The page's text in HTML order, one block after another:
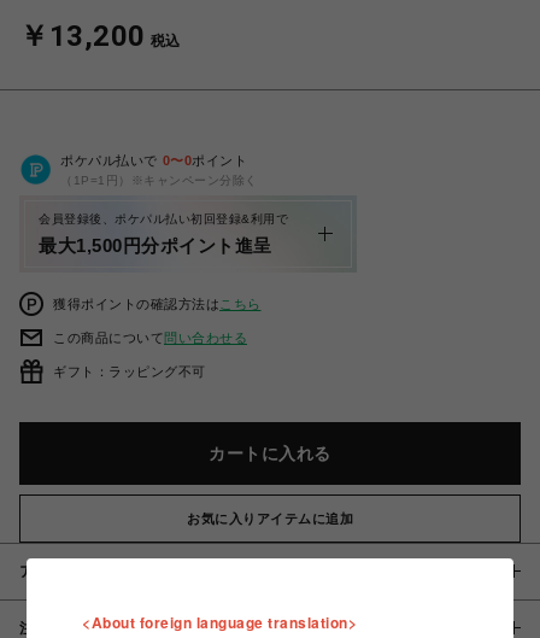
￥13,200 税込
ポケパル払いで 0〜0ポイント
（1P=1円）※キャンペーン分除く
会員登録後、ポケパル払い初回登録&利用で
最大1,500円分ポイント進呈
獲得ポイントの確認方法は こちら
この商品について問い合わせる
ギフト：ラッピング不可
カートに入れる
お気に入りアイテムに追加
アイテム説明 / 素材
注意事項 <About foreign language translation>